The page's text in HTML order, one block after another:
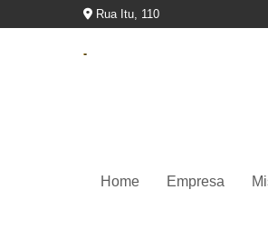
Rua Itu, 110
Home Empresa